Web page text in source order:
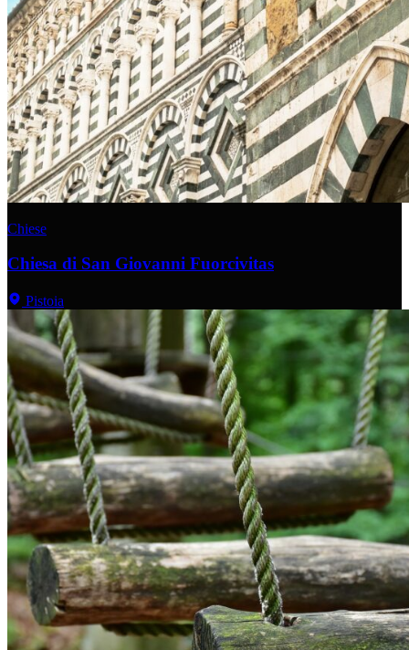
Chiese
Chiesa di San Giovanni Fuorcivitas
Pistoia